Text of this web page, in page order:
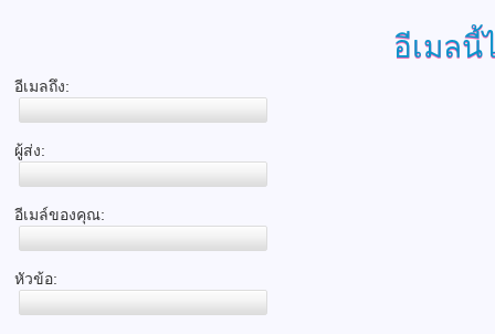
อีเมลนี้
อีเมลถึง:
ผู้ส่ง:
อีเมล์ของคุณ:
หัวข้อ: